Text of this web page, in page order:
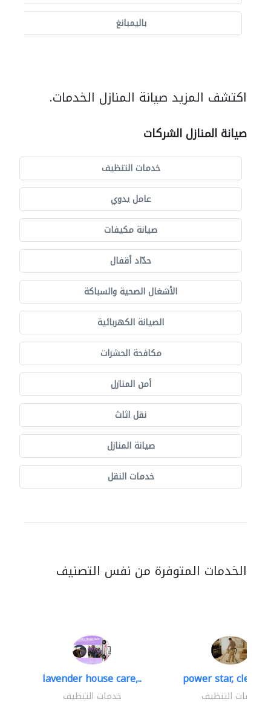
باليمبانغ
اكتشف المزيد صيانة المنازل الخدمات.
صيانة المنازل الشركات
خدمات التنظيف
عامل يدوي
صيانة مكيفات
حدّاد أقفال
الأشغال الصحية والسباكة
الصيانة الكهربائية
مكافحة الحشرات
أمن المنازل
نقل اثاث
صيانة المنازل
خدمات النقل
الخدمات المتوفرة من نفس التصنيف
lavender house care,..
خدمات التنظيف
power star,
خدمات التنظيف